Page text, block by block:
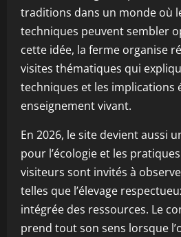
traditions dans un monde où
techniques peuvent sembler
cette idée, la ferme organise
visites thématiques qui
techniques et les implications
enseignement vivant.
En 2026, le site devient aussi
pour l’écologie et les
visiteurs sont invités à
telles que l’élevage
intégrée des ressources. Le
prend tout son sens lorsque